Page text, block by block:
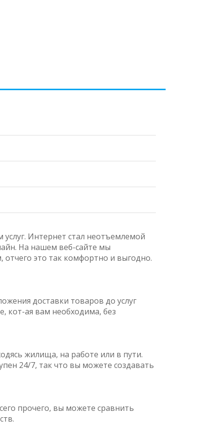
Интернет стал неотъемлемой
На нашем веб-сайте мы
отчего это так комфортно и выгодно.
доставки товаров до услуг
кот-ая вам необходима, без
жилища, на работе или в пути.
24/7, так что вы можете создавать
прочего, вы можете сравнить